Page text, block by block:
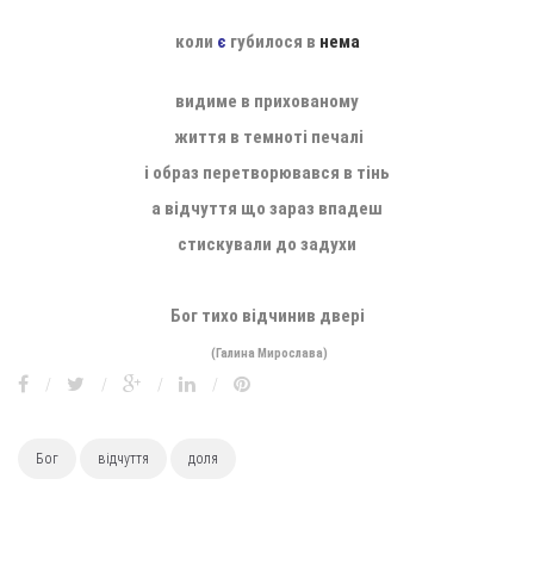
коли є губилося в нема
видиме в прихованому
життя в темноті печалі
і образ перетворювався в тінь
а відчуття що зараз впадеш
стискували до задухи
Бог тихо відчинив двері
(Галина Мирослава)
/ / / /
Бог відчуття доля